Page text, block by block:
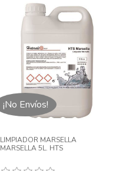
¡No Envíos!
LIMPIADOR MARSELLA
MARSELLA 5L. HTS